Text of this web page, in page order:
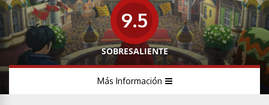
9.5
SOBRESALIENTE
Más Información